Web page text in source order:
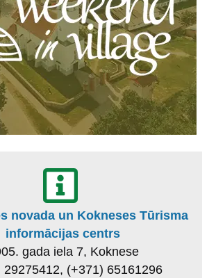
novada un Kokneses Tūrisma
informācijas centrs
gada iela 7, Koknese
29275412, (+371) 65161296